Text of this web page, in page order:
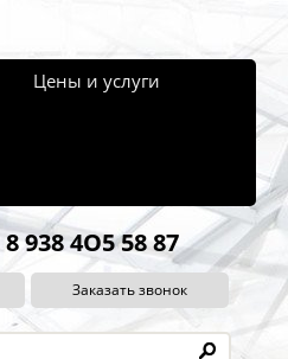
Цены и услуги
8 938 4O5 58 87
Заказать звонок